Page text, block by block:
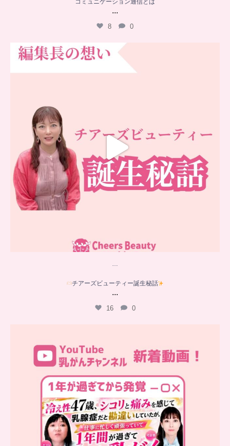
...
8 0
チアーズビューティー誕生秘話
チアーズビューティー誕生秘話
...
16 0
シコリと痛みを感じて
...
10